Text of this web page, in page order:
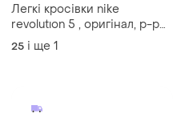
Легкі кросівки nike
revolutıon 5 , оригінал, р-р
25, устілка 15 см
25 і ще 1